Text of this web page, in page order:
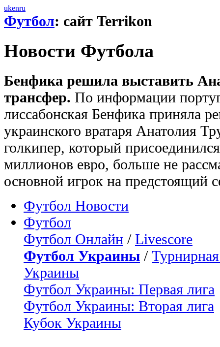
ukenru
Футбол: сайт Terrikon
Новости Футбола
Бенфика решила выставить
трансфер. По информации
лиссабонская Бенфика приняла
украинского вратаря Анатолия
голкипер, который
миллионов евро, больше не
основной игрок на предстоящий
Футбол Новости
Футбол
Футбол Онлайн / Livescore
Футбол Украины /
Украины
Футбол Украины: Первая лига
Футбол Украины: Вторая лига
Кубок Украины